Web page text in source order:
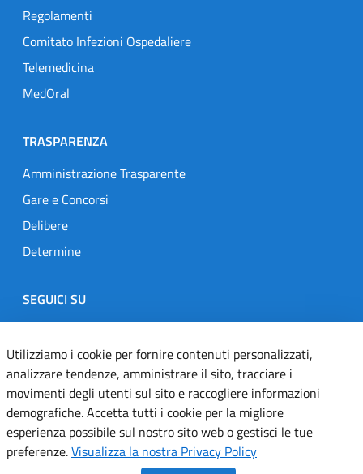
Regolamenti
Comitato Infezioni Ospedaliere
Telemedicina
MedOral
TRASPARENZA
Amministrazione Trasparente
Gare e Concorsi
Delibere
Determine
SEGUICI SU
Designers Italia
TwitterInstagramYoutubeLinkedin
Dichiarazione di accessibilità
Informativa cookie
Utilizziamo i cookie per fornire contenuti personalizzati,
analizzare tendenze, amministrare il sito, tracciare i
movimenti degli utenti sul sito e raccogliere informazioni
demografiche. Accetta tutti i cookie per la migliore
esperienza possibile sul nostro sito web o gestisci le tue
preferenze.Visualizza la nostra Privacy Policy